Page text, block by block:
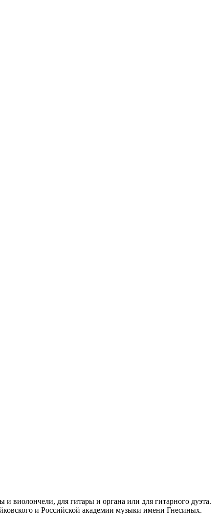
виолончели, для гитары и органа или для гитарного дуэта.
и Российской академии музыки имени Гнесиных.